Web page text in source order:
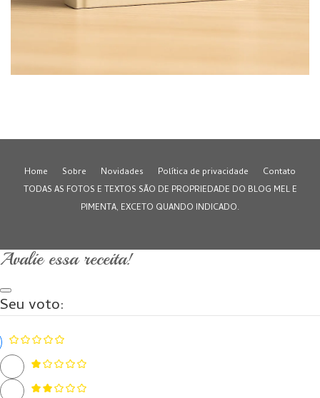
Home Sobre Novidades Política de privacidade
Contato
TODAS AS FOTOS E TEXTOS SÃO DE PROPRIEDADE DO BLOG MEL E
PIMENTA, EXCETO QUANDO INDICADO.
Avalie essa receita!
Seu voto: